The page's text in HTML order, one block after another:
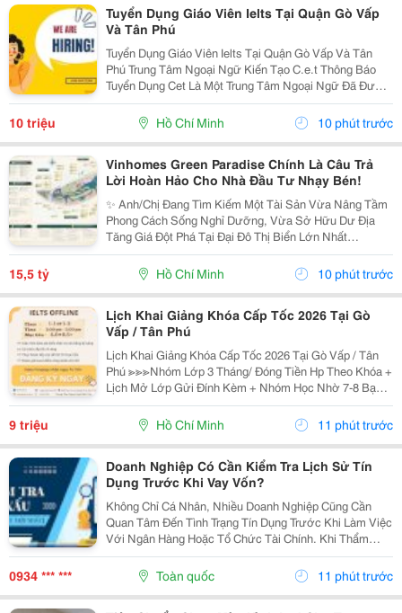
Tuyển Dụng Giáo Viên Ielts Tại Quận Gò Vấp
Và Tân Phú
Tuyển Dụng Giáo Viên Ielts Tại Quận Gò Vấp Và Tân
Phú Trung Tâm Ngoại Ngữ Kiến Tạo C.e.t Thông Báo
Tuyển Dụng Cet Là Một Trung Tâm Ngoại Ngữ Đã Được
Thành Lập 16 Năm Chuyên Về Chương Trình Anh Văn
Học Thuật Ielts &Ndash; Toefl Ibt. Trung Tâm...
10 triệu Hồ Chí Minh 10 phút trước
Vinhomes Green Paradise Chính Là Câu Trả
Lời Hoàn Hảo Cho Nhà Đầu Tư Nhạy Bén!
✨ Anh/Chị Đang Tìm Kiếm Một Tài Sản Vừa Nâng Tầm
Phong Cách Sống Nghỉ Dưỡng, Vừa Sở Hữu Dư Địa
Tăng Giá Đột Phá Tại Đại Đô Thị Biển Lớn Nhất
Tp.hcm? Sx11-10 - Phân Khu The Haven Bay (Vịnh
Tiên) - Vinhomes Green Paradise Chính Là Câu Trả Lời
Hoàn...
15,5 tỷ Hồ Chí Minh 10 phút trước
Lịch Khai Giảng Khóa Cấp Tốc 2026 Tại Gò
Vấp / Tân Phú
Lịch Khai Giảng Khóa Cấp Tốc 2026 Tại Gò Vấp / Tân
Phú ≫≫≫Nhóm Lớp 3 Tháng/ Đóng Tiền Hp Theo Khóa +
Lịch Mở Lớp Gửi Đính Kèm + Nhóm Học Nhờ 7-8 Bạn/
Lớp + Giáo Trình Ielts Có Band Điểm Lộ Trình, Sách
Nước Ngoài Bám Sát + Chia Đều 4 Kỹ...
9 triệu Hồ Chí Minh 11 phút trước
Doanh Nghiệp Có Cần Kiểm Tra Lịch Sử Tín
Dụng Trước Khi Vay Vốn?
Không Chỉ Cá Nhân, Nhiều Doanh Nghiệp Cũng Cần
Quan Tâm Đến Tình Trạng Tín Dụng Trước Khi Làm Việc
Với Ngân Hàng Hoặc Tổ Chức Tài Chính. Khi Thẩm
Định Hồ Sơ Vay Vốn, Ngoài Báo Cáo Tài Chính Và Tài
Sản Bảo Đảm, Ngân Hàng Còn Xem Xét Lịch Sử Tín
Dụng...
0934 *** *** Toàn quốc 11 phút trước